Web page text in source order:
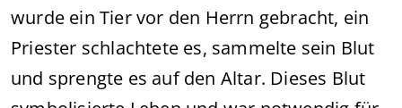
wurde ein Tier vor den Herrn gebracht, ein
Priester schlachtete es, sammelte sein Blut
und sprengte es auf den Altar. Dieses Blut